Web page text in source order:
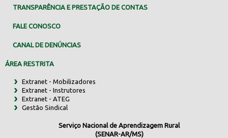
TRANSPARÊNCIA E PRESTAÇÃO DE CONTAS
FALE CONOSCO
CANAL DE DENÚNCIAS
ÁREA RESTRITA
Extranet - Mobilizadores
Extranet - Instrutores
Extranet - ATEG
Gestão Sindical
Serviço Nacional de Aprendizagem Rural
(SENAR-AR/MS)